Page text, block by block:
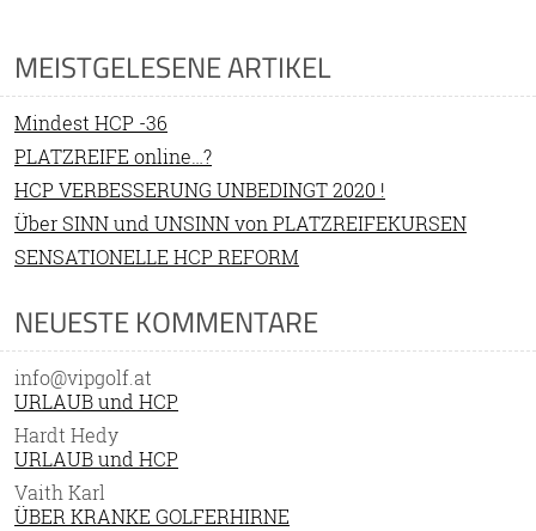
MEISTGELESENE ARTIKEL
Mindest HCP -36
PLATZREIFE online…?
HCP VERBESSERUNG UNBEDINGT 2020 !
Über SINN und UNSINN von PLATZREIFEKURSEN
SENSATIONELLE HCP REFORM
NEUESTE KOMMENTARE
info@vipgolf.at
URLAUB und HCP
Hardt Hedy
URLAUB und HCP
Vaith Karl
ÜBER KRANKE GOLFERHIRNE